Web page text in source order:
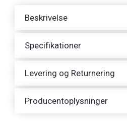
Beskrivelse
Specifikationer
Levering og Returnering
Producentoplysninger